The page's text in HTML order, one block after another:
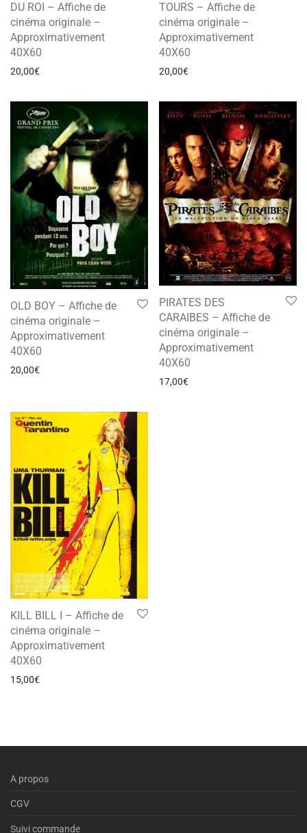
DU ROI – Affiche de
cinéma originale –
Approximativement
40X60
20,00€
TOURS – Affiche de
cinéma originale –
Approximativement
40X60
20,00€
OLD BOY – Affiche de
cinéma originale –
Approximativement
40X60
20,00€
PIRATES DES
CARAIBES – Affiche de
cinéma originale –
Approximativement
40X60
17,00€
KILL BILL I – Affiche de
cinéma originale –
Approximativement
40X60
15,00€
A propos
CGV
Suivi commande